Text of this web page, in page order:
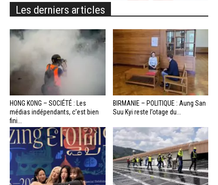
Les derniers articles
HONG KONG – SOCIÉTÉ : Les
médias indépendants, c’est bien
fini...
BIRMANIE – POLITIQUE : Aung San
Suu Kyi reste l’otage du...